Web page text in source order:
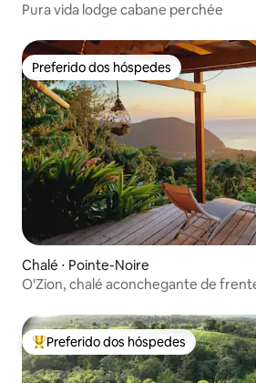
Pura vida lodge cabane perchée
Preferido dos hóspedes
Preferido dos hóspedes
Chalé ⋅ Pointe-Noire
O'Zion, chalé aconchegante de
Entre os melhores preferidos dos
Preferido dos hóspedes